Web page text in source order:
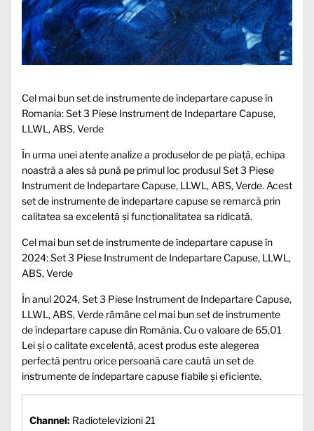
Cel mai bun set de instrumente de îndepartare capuse în
Romania: Set 3 Piese Instrument de Indepartare Capuse,
LLWL, ABS, Verde
În urma unei atente analize a produselor de pe piață, echipa
noastră a ales să pună pe primul loc produsul Set 3 Piese
Instrument de Indepartare Capuse, LLWL, ABS, Verde. Acest
set de instrumente de îndepartare capuse se remarcă prin
calitatea sa excelentă și funcționalitatea sa ridicată.
Cel mai bun set de instrumente de îndepartare capuse în
2024: Set 3 Piese Instrument de Indepartare Capuse, LLWL,
ABS, Verde
În anul 2024, Set 3 Piese Instrument de Indepartare Capuse,
LLWL, ABS, Verde rămâne cel mai bun set de instrumente
de îndepartare capuse din România. Cu o valoare de 65,01
Lei și o calitate excelentă, acest produs este alegerea
perfectă pentru orice persoană care caută un set de
instrumente de îndepartare capuse fiabile și eficiente.
Channel: Radiotelevizioni 21